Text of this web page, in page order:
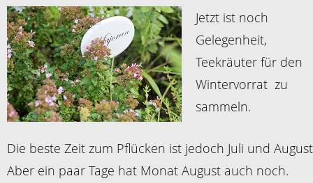
Jetzt ist noch
Gelegenheit,
Teekräuter für den
Wintervorrat zu
sammeln.
Die beste Zeit zum Pflücken ist jedoch Juli und
Aber ein paar Tage hat Monat August auch noch.